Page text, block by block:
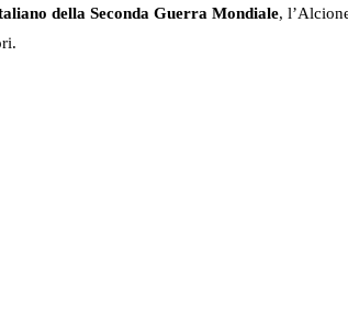
della Seconda Guerra Mondiale,